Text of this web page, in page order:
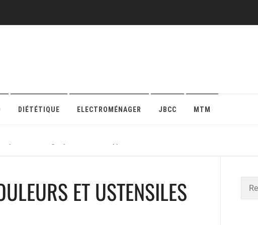
DIÉTÉTIQUE ELECTROMÉNAGER JBCC MTM
protection en ligne pour maison ou appartement
ET USTENSILES